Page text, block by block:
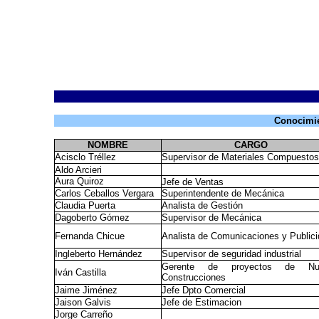
NOMBRE
CARGO
Acisclo Tréllez
Supervisor de Materiales Compuestos
Aldo Arcieri
Aura Quiroz
Jefe de Ventas
Carlos Ceballos Vergara
Superintendente de Mecánica
Claudia Puerta
Analista de Gestión
Dagoberto Gómez
Supervisor de Mecánica
Fernanda Chicue
Analista de Comunicaciones y
Ingleberto Hernández
Supervisor de seguridad industrial
Iván Castilla
Gerente de proyectos de
Construcciones
Jaime Jiménez
Jefe Dpto Comercial
Jaison Galvis
Jefe de Estimacion
Jorge Carreño